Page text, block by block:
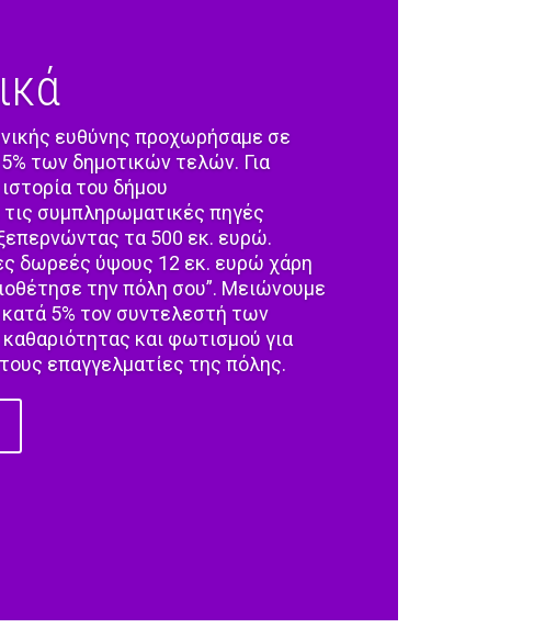
ευθύνης προχωρήσαμε σε
των δημοτικών τελών. Για
του δήμου
συμπληρωματικές πηγές
τα 500 εκ. ευρώ.
δωρεές ύψους 12 εκ. ευρώ χάρη
την πόλη σου”. Μειώνουμε
κατά 5% τον συντελεστή των
και φωτισμού για
επαγγελματίες της πόλης.